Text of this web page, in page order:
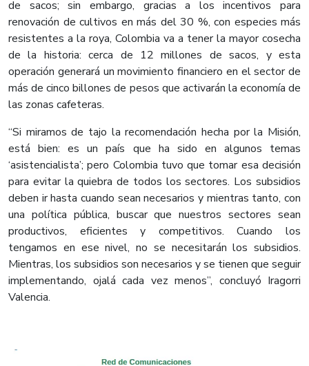
de sacos; sin embargo, gracias a los incentivos para
renovación de cultivos en más del 30 %, con especies más
resistentes a la roya, Colombia va a tener la mayor cosecha
de la historia: cerca de 12 millones de sacos, y esta
operación generará un movimiento financiero en el sector de
más de cinco billones de pesos que activarán la economía de
las zonas cafeteras.
“Si miramos de tajo la recomendación hecha por la Misión,
está bien: es un país que ha sido en algunos temas
‘asistencialista’; pero Colombia tuvo que tomar esa decisión
para evitar la quiebra de todos los sectores. Los subsidios
deben ir hasta cuando sean necesarios y mientras tanto, con
una política pública, buscar que nuestros sectores sean
productivos, eficientes y competitivos. Cuando los
tengamos en ese nivel, no se necesitarán los subsidios.
Mientras, los subsidios son necesarios y se tienen que seguir
implementando, ojalá cada vez menos”, concluyó Iragorri
Valencia.